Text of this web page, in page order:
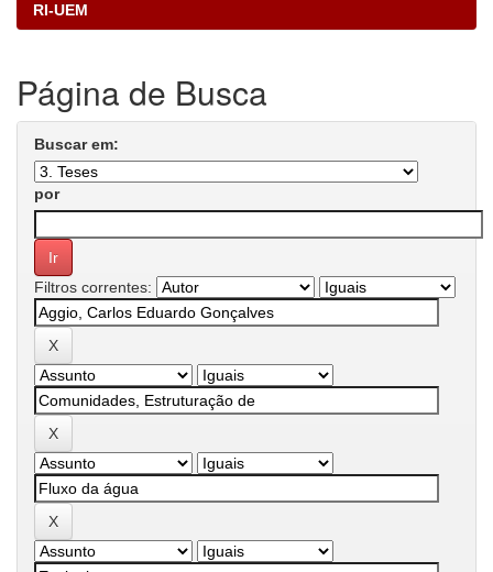
RI-UEM
Página de Busca
Buscar em:
por
Filtros correntes: